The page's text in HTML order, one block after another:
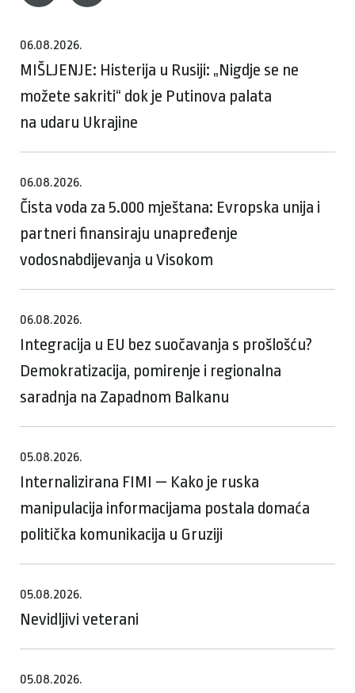
06.08.2026.
MIŠLJENJE: Histerija u Rusiji: „Nigdje se ne
možete sakriti“ dok je Putinova palata
na udaru Ukrajine
06.08.2026.
Čista voda za 5.000 mještana: Evropska unija i
partneri finansiraju unapređenje
vodosnabdijevanja u Visokom
06.08.2026.
Integracija u EU bez suočavanja s prošlošću?
Demokratizacija, pomirenje i regionalna
saradnja na Zapadnom Balkanu
05.08.2026.
Internalizirana FIMI — Kako je ruska
manipulacija informacijama postala domaća
politička komunikacija u Gruziji
05.08.2026.
Nevidljivi veterani
05.08.2026.